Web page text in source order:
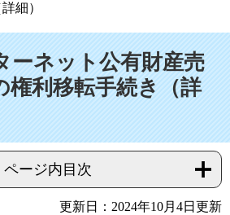
細）
ーネット公有財産売
利移転手続き（詳
ページ内目次
更新日：2024年10月4日更新